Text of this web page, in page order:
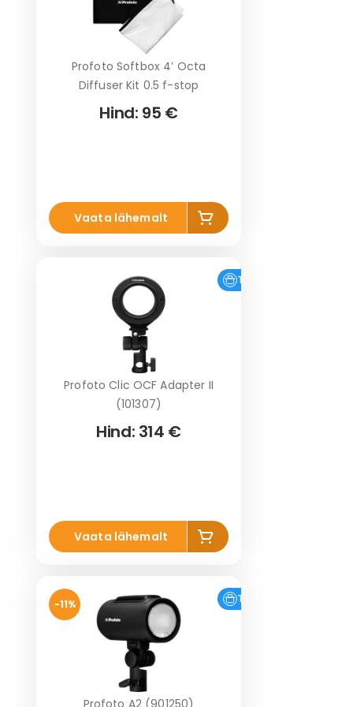
Profoto Softbox 4’ Octa
Diffuser Kit 0.5 f-stop
Hind: 95 €
Vaata lähemalt
Li
s
Tasuta tarne
Profoto Clic OCF Adapter II
(101307)
Hind: 314 €
Vaata lähemalt
Li
s
%Tasuta tarne
-11%
Profoto A2 (901250)